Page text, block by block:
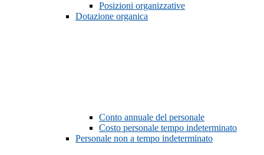
Posizioni organizzative
Dotazione organica
Conto annuale del personale
Costo personale tempo indeterminato
Personale non a tempo indeterminato